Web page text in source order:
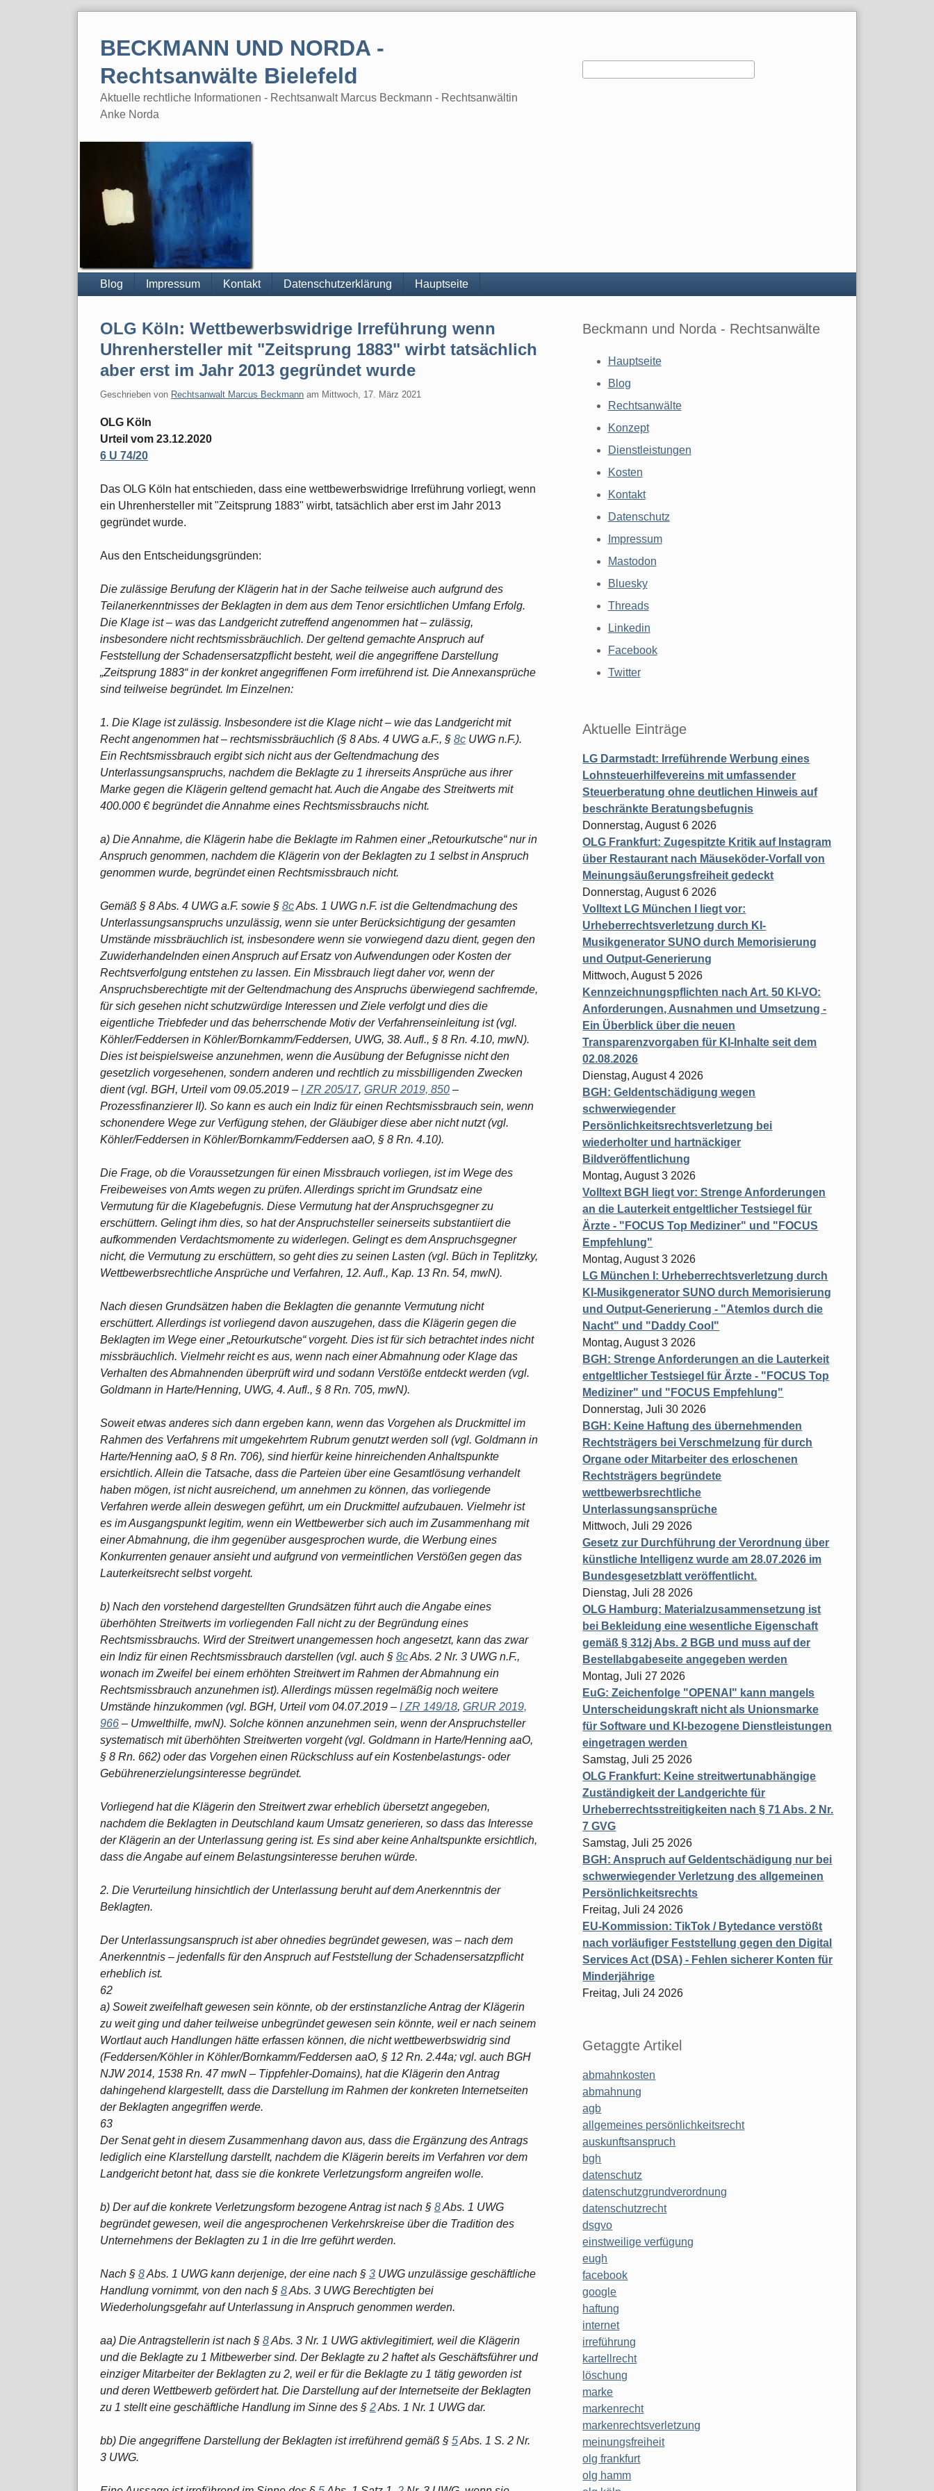
BECKMANN UND NORDA -
Rechtsanwälte Bielefeld
Aktuelle rechtliche Informationen - Rechtsanwalt Marcus Beckmann - Rechtsanwältin
Anke Norda
Blog Impressum Kontakt Datenschutzerklärung Hauptseite
OLG Köln: Wettbewerbswidrige Irreführung wenn
Uhrenhersteller mit "Zeitsprung 1883" wirbt tatsächlich
aber erst im Jahr 2013 gegründet wurde
Geschrieben von Rechtsanwalt Marcus Beckmann am Mittwoch, 17. März 2021
OLG Köln
Urteil vom 23.12.2020
6 U 74/20
Das OLG Köln hat entschieden, dass eine wettbewerbswidrige Irreführung vorliegt, wenn
ein Uhrenhersteller mit "Zeitsprung 1883" wirbt, tatsächlich aber erst im Jahr 2013
gegründet wurde.
Aus den Entscheidungsgründen:
Die zulässige Berufung der Klägerin hat in der Sache teilweise auch aufgrund des
Teilanerkenntnisses der Beklagten in dem aus dem Tenor ersichtlichen Umfang Erfolg.
Die Klage ist – was das Landgericht zutreffend angenommen hat – zulässig,
insbesondere nicht rechtsmissbräuchlich. Der geltend gemachte Anspruch auf
Feststellung der Schadensersatzpflicht besteht, weil die angegriffene Darstellung
„Zeitsprung 1883“ in der konkret angegriffenen Form irreführend ist. Die Annexansprüche
sind teilweise begründet. Im Einzelnen:
1. Die Klage ist zulässig. Insbesondere ist die Klage nicht – wie das Landgericht mit
Recht angenommen hat – rechtsmissbräuchlich (§ 8 Abs. 4 UWG a.F., § 8c UWG n.F.).
Ein Rechtsmissbrauch ergibt sich nicht aus der Geltendmachung des
Unterlassungsanspruchs, nachdem die Beklagte zu 1 ihrerseits Ansprüche aus ihrer
Marke gegen die Klägerin geltend gemacht hat. Auch die Angabe des Streitwerts mit
400.000 € begründet die Annahme eines Rechtsmissbrauchs nicht.
a) Die Annahme, die Klägerin habe die Beklagte im Rahmen einer „Retourkutsche“ nur in
Anspruch genommen, nachdem die Klägerin von der Beklagten zu 1 selbst in Anspruch
genommen wurde, begründet einen Rechtsmissbrauch nicht.
Gemäß § 8 Abs. 4 UWG a.F. sowie § 8cAbs. 1 UWG n.F. ist die Geltendmachung des
Unterlassungsanspruchs unzulässig, wenn sie unter Berücksichtigung der gesamten
Umstände missbräuchlich ist, insbesondere wenn sie vorwiegend dazu dient, gegen den
Zuwiderhandelnden einen Anspruch auf Ersatz von Aufwendungen oder Kosten der
Rechtsverfolgung entstehen zu lassen. Ein Missbrauch liegt daher vor, wenn der
Anspruchsberechtigte mit der Geltendmachung des Anspruchs überwiegend sachfremde,
für sich gesehen nicht schutzwürdige Interessen und Ziele verfolgt und dies die
eigentliche Triebfeder und das beherrschende Motiv der Verfahrenseinleitung ist (vgl.
Köhler/Feddersen in Köhler/Bornkamm/Feddersen, UWG, 38. Aufl., § 8 Rn. 4.10, mwN).
Dies ist beispielsweise anzunehmen, wenn die Ausübung der Befugnisse nicht den
gesetzlich vorgesehenen, sondern anderen und rechtlich zu missbilligenden Zwecken
dient (vgl. BGH, Urteil vom 09.05.2019 – I ZR 205/17, GRUR 2019, 850 –
Prozessfinanzierer II). So kann es auch ein Indiz für einen Rechtsmissbrauch sein, wenn
schonendere Wege zur Verfügung stehen, der Gläubiger diese aber nicht nutzt (vgl.
Köhler/Feddersen in Köhler/Bornkamm/Feddersen aaO, § 8 Rn. 4.10).
Die Frage, ob die Voraussetzungen für einen Missbrauch vorliegen, ist im Wege des
Freibeweises von Amts wegen zu prüfen. Allerdings spricht im Grundsatz eine
Vermutung für die Klagebefugnis. Diese Vermutung hat der Anspruchsgegner zu
erschüttern. Gelingt ihm dies, so hat der Anspruchsteller seinerseits substantiiert die
aufkommenden Verdachtsmomente zu widerlegen. Gelingt es dem Anspruchsgegner
nicht, die Vermutung zu erschüttern, so geht dies zu seinen Lasten (vgl. Büch in Teplitzky,
Wettbewerbsrechtliche Ansprüche und Verfahren, 12. Aufl., Kap. 13 Rn. 54, mwN).
Nach diesen Grundsätzen haben die Beklagten die genannte Vermutung nicht
erschüttert. Allerdings ist vorliegend davon auszugehen, dass die Klägerin gegen die
Beklagten im Wege einer „Retourkutsche“ vorgeht. Dies ist für sich betrachtet indes nicht
missbräuchlich. Vielmehr reicht es aus, wenn nach einer Abmahnung oder Klage das
Verhalten des Abmahnenden überprüft wird und sodann Verstöße entdeckt werden (vgl.
Goldmann in Harte/Henning, UWG, 4. Aufl., § 8 Rn. 705, mwN).
Soweit etwas anderes sich dann ergeben kann, wenn das Vorgehen als Druckmittel im
Rahmen des Verfahrens mit umgekehrtem Rubrum genutzt werden soll (vgl. Goldmann in
Harte/Henning aaO, § 8 Rn. 706), sind hierfür keine hinreichenden Anhaltspunkte
ersichtlich. Allein die Tatsache, dass die Parteien über eine Gesamtlösung verhandelt
haben mögen, ist nicht ausreichend, um annehmen zu können, das vorliegende
Verfahren werde allein deswegen geführt, um ein Druckmittel aufzubauen. Vielmehr ist
es im Ausgangspunkt legitim, wenn ein Wettbewerber sich auch im Zusammenhang mit
einer Abmahnung, die ihm gegenüber ausgesprochen wurde, die Werbung eines
Konkurrenten genauer ansieht und aufgrund von vermeintlichen Verstößen gegen das
Lauterkeitsrecht selbst vorgeht.
b) Nach den vorstehend dargestellten Grundsätzen führt auch die Angabe eines
überhöhten Streitwerts im vorliegenden Fall nicht zu der Begründung eines
Rechtsmissbrauchs. Wird der Streitwert unangemessen hoch angesetzt, kann das zwar
ein Indiz für einen Rechtsmissbrauch darstellen (vgl. auch § 8cAbs. 2 Nr. 3 UWG n.F.,
wonach im Zweifel bei einem erhöhten Streitwert im Rahmen der Abmahnung ein
Rechtsmissbrauch anzunehmen ist). Allerdings müssen regelmäßig noch weitere
Umstände hinzukommen (vgl. BGH, Urteil vom 04.07.2019 – I ZR 149/18, GRUR 2019,
966 – Umwelthilfe, mwN). Solche können anzunehmen sein, wenn der Anspruchsteller
systematisch mit überhöhten Streitwerten vorgeht (vgl. Goldmann in Harte/Henning aaO,
§ 8 Rn. 662) oder das Vorgehen einen Rückschluss auf ein Kostenbelastungs- oder
Gebührenerzielungsinteresse begründet.
Vorliegend hat die Klägerin den Streitwert zwar erheblich übersetzt angegeben,
nachdem die Beklagten in Deutschland kaum Umsatz generieren, so dass das Interesse
der Klägerin an der Unterlassung gering ist. Es sind aber keine Anhaltspunkte ersichtlich,
dass die Angabe auf einem Belastungsinteresse beruhen würde.
2. Die Verurteilung hinsichtlich der Unterlassung beruht auf dem Anerkenntnis der
Beklagten.
Der Unterlassungsanspruch ist aber ohnedies begründet gewesen, was – nach dem
Anerkenntnis – jedenfalls für den Anspruch auf Feststellung der Schadensersatzpflicht
erheblich ist.
62
a) Soweit zweifelhaft gewesen sein könnte, ob der erstinstanzliche Antrag der Klägerin
zu weit ging und daher teilweise unbegründet gewesen sein könnte, weil er nach seinem
Wortlaut auch Handlungen hätte erfassen können, die nicht wettbewerbswidrig sind
(Feddersen/Köhler in Köhler/Bornkamm/Feddersen aaO, § 12 Rn. 2.44a; vgl. auch BGH
NJW 2014, 1538 Rn. 47 mwN – Tippfehler-Domains), hat die Klägerin den Antrag
dahingehend klargestellt, dass die Darstellung im Rahmen der konkreten Internetseiten
der Beklagten angegriffen werde.
63
Der Senat geht in diesem Zusammenhang davon aus, dass die Ergänzung des Antrags
lediglich eine Klarstellung darstellt, nachdem die Klägerin bereits im Verfahren vor dem
Landgericht betont hat, dass sie die konkrete Verletzungsform angreifen wolle.
b) Der auf die konkrete Verletzungsform bezogene Antrag ist nach § 8Abs. 1 UWG
begründet gewesen, weil die angesprochenen Verkehrskreise über die Tradition des
Unternehmens der Beklagten zu 1 in die Irre geführt werden.
Nach § 8Abs. 1 UWG kann derjenige, der eine nach § 3 UWG unzulässige geschäftliche
Handlung vornimmt, von den nach § 8Abs. 3 UWG Berechtigten bei
Wiederholungsgefahr auf Unterlassung in Anspruch genommen werden.
aa) Die Antragstellerin ist nach § 8Abs. 3 Nr. 1 UWG aktivlegitimiert, weil die Klägerin
und die Beklagte zu 1 Mitbewerber sind. Der Beklagte zu 2 haftet als Geschäftsführer und
einziger Mitarbeiter der Beklagten zu 2, weil er für die Beklagte zu 1 tätig geworden ist
und deren Wettbewerb gefördert hat. Die Darstellung auf der Internetseite der Beklagten
zu 1 stellt eine geschäftliche Handlung im Sinne des § 2Abs. 1 Nr. 1 UWG dar.
bb) Die angegriffene Darstellung der Beklagten ist irreführend gemäß § 5Abs. 1 S. 2 Nr.
3 UWG.
Beckmann und Norda - Rechtsanwälte
Hauptseite
Blog
Rechtsanwälte
Konzept
Dienstleistungen
Kosten
Kontakt
Datenschutz
Impressum
Mastodon
Bluesky
Threads
Linkedin
Facebook
Twitter
Aktuelle Einträge
LG Darmstadt: Irreführende Werbung eines
Lohnsteuerhilfevereins mit umfassender
Steuerberatung ohne deutlichen Hinweis auf
beschränkte Beratungsbefugnis
Donnerstag, August 6 2026
OLG Frankfurt: Zugespitzte Kritik auf Instagram
über Restaurant nach Mäuseköder-Vorfall von
Meinungsäußerungsfreiheit gedeckt
Donnerstag, August 6 2026
Volltext LG München I liegt vor:
Urheberrechtsverletzung durch KI-
Musikgenerator SUNO durch Memorisierung
und Output-Generierung
Mittwoch, August 5 2026
Kennzeichnungspflichten nach Art. 50 KI-VO:
Anforderungen, Ausnahmen und Umsetzung -
Ein Überblick über die neuen
Transparenzvorgaben für KI-Inhalte seit dem
02.08.2026
Dienstag, August 4 2026
BGH: Geldentschädigung wegen
schwerwiegender
Persönlichkeitsrechtsverletzung bei
wiederholter und hartnäckiger
Bildveröffentlichung
Montag, August 3 2026
Volltext BGH liegt vor: Strenge Anforderungen
an die Lauterkeit entgeltlicher Testsiegel für
Ärzte - "FOCUS Top Mediziner" und "FOCUS
Empfehlung"
Montag, August 3 2026
LG München I: Urheberrechtsverletzung durch
KI-Musikgenerator SUNO durch Memorisierung
und Output-Generierung - "Atemlos durch die
Nacht" und "Daddy Cool"
Montag, August 3 2026
BGH: Strenge Anforderungen an die Lauterkeit
entgeltlicher Testsiegel für Ärzte - "FOCUS Top
Mediziner" und "FOCUS Empfehlung"
Donnerstag, Juli 30 2026
BGH: Keine Haftung des übernehmenden
Rechtsträgers bei Verschmelzung für durch
Organe oder Mitarbeiter des erloschenen
Rechtsträgers begründete
wettbewerbsrechtliche
Unterlassungsansprüche
Mittwoch, Juli 29 2026
Gesetz zur Durchführung der Verordnung über
künstliche Intelligenz wurde am 28.07.2026 im
Bundesgesetzblatt veröffentlicht.
Dienstag, Juli 28 2026
OLG Hamburg: Materialzusammensetzung ist
bei Bekleidung eine wesentliche Eigenschaft
gemäß § 312j Abs. 2 BGB und muss auf der
Bestellabgabeseite angegeben werden
Montag, Juli 27 2026
EuG: Zeichenfolge "OPENAI" kann mangels
Unterscheidungskraft nicht als Unionsmarke
für Software und KI-bezogene Dienstleistungen
eingetragen werden
Samstag, Juli 25 2026
OLG Frankfurt: Keine streitwertunabhängige
Zuständigkeit der Landgerichte für
Urheberrechtsstreitigkeiten nach § 71 Abs. 2 Nr.
7 GVG
Samstag, Juli 25 2026
BGH: Anspruch auf Geldentschädigung nur bei
schwerwiegender Verletzung des allgemeinen
Persönlichkeitsrechts
Freitag, Juli 24 2026
EU-Kommission: TikTok / Bytedance verstößt
nach vorläufiger Feststellung gegen den Digital
Services Act (DSA) - Fehlen sicherer Konten für
Minderjährige
Freitag, Juli 24 2026
Getaggte Artikel
abmahnkosten
abmahnung
agb
allgemeines persönlichkeitsrecht
auskunftsanspruch
bgh
datenschutz
datenschutzgrundverordnung
datenschutzrecht
dsgvo
einstweilige verfügung
eugh
facebook
google
haftung
internet
irreführung
kartellrecht
löschung
marke
markenrecht
markenrechtsverletzung
meinungsfreiheit
olg frankfurt
olg hamm